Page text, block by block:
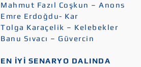
Mahmut Fazıl Coşkun – Anons
Emre Erdoğdu- Kar
Tolga Karaçelik – Kelebekler
Banu Sıvacı – Güvercin
EN İYİ SENARYO DALINDA